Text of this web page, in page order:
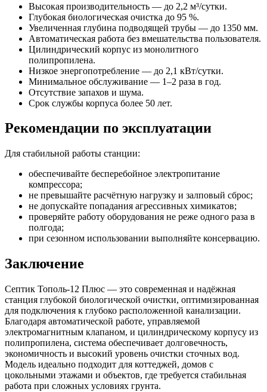
Высокая производительность — до 2,2 м³/сутки.
Глубокая биологическая очистка до 95 %.
Увеличенная глубина подводящей трубы — до 1350 мм.
Автоматическая работа без вмешательства пользователя.
Цилиндрический корпус из монолитного
полипропилена.
Низкое энергопотребление — до 2,1 кВт/сутки.
Минимальное обслуживание — 1–2 раза в год.
Отсутствие запахов и шума.
Срок службы корпуса более 50 лет.
Рекомендации по эксплуатации
Для стабильной работы станции:
обеспечивайте бесперебойное электропитание
компрессора;
не превышайте расчётную нагрузку и залповый сброс;
не допускайте попадания агрессивных химикатов;
проверяйте работу оборудования не реже одного раза в
полгода;
при сезонном использовании выполняйте консервацию.
Заключение
Септик Тополь-12 Плюс — это современная и надёжная
станция глубокой биологической очистки, оптимизированная
для подключения к глубоко расположенной канализации.
Благодаря автоматической работе, управляемой
электромагнитным клапаном, и цилиндрическому корпусу из
полипропилена, система обеспечивает долговечность,
экономичность и высокий уровень очистки сточных вод.
Модель идеально подходит для коттеджей, домов с
цокольными этажами и объектов, где требуется стабильная
работа при сложных условиях грунта.